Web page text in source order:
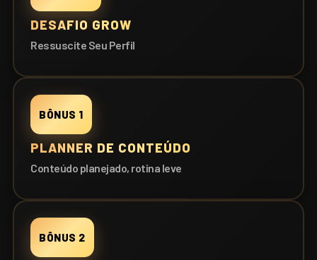
DESAFIO GROW
Ressuscite Seu Perfil
BÔNUS 1
PLANNER DE CONTEÚDO
Conteúdo planejado, rotina leve
BÔNUS 2